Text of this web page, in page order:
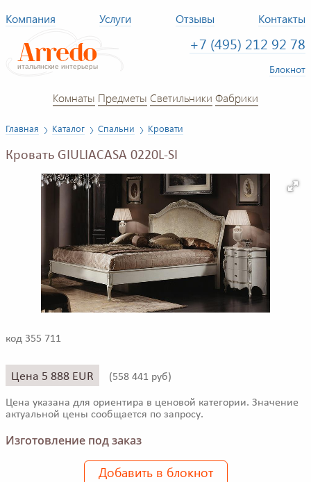
Компания Услуги Отзывы Контакты
+7 (495) 212 92 78
Блокнот
Комнаты Предметы Светильники Фабрики
Главная Каталог Спальни Кровати
Кровать GIULIACASA 0220L-SI
код 355 711
Цена 5 888 EUR (558 441 руб)
Цена указана для ориентира в ценовой категории. Значение
актуальной цены сообщается по запросу.
Изготовление под заказ
Добавить в блокнот